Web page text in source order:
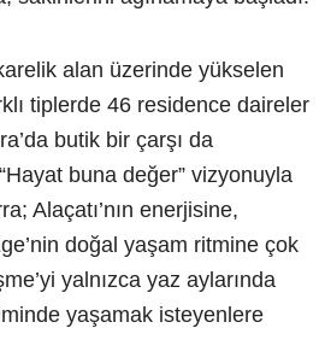
alan üzerinde yükselen
tiplerde 46 residence daireler
butik bir çarşı da
buna değer” vizyonuyla
Alaçatı’nın enerjisine,
doğal yaşam ritmine çok
yalnızca yaz aylarında
yaşamak isteyenlere